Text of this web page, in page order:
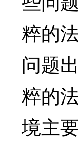
粹的
问题
粹的
境主